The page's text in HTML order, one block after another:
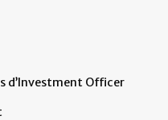
d’Investment Officer